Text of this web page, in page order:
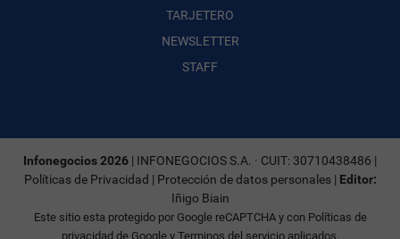
TARJETERO
NEWSLETTER
STAFF
Infonegocios 2026 | INFONEGOCIOS S.A. · CUIT: 30710438486 |
Políticas de Privacidad | Protección de datos personales| Editor:
Iñigo Biain
Este sitio esta protegido por Google reCAPTCHA y con Políticas de
privacidad de Googley Terminos del servicioaplicados.